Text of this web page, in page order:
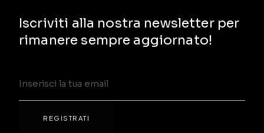
Iscriviti alla nostra newsletter per
rimanere sempre aggiornato!